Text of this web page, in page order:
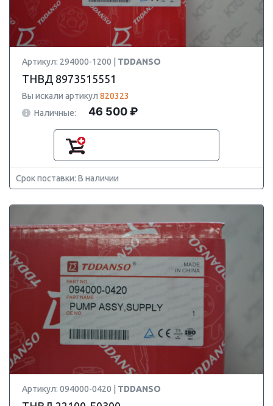
Артикул: 294000-1200 | TDDANSO
ТНВД 8973515551
Вы искали артикул 820323
Наличные:
46 500 ₽
Срок поставки: В наличии
Артикул: 094000-0420 | TDDANSO